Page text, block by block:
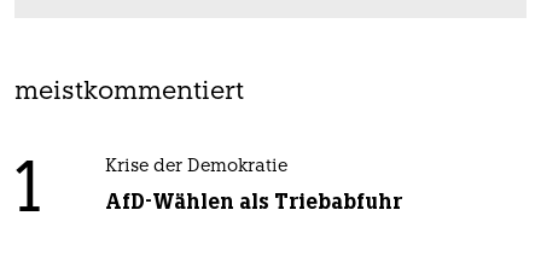
meistkommentiert
1 Krise der Demokratie
AfD-Wählen als Triebabfuhr